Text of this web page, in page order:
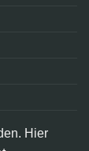
Hier